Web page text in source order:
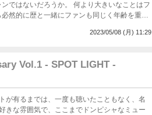
ではないだろうか。 何より大きいなことはフ
然的に歴と一緒にファンも同じく年齢を重ね
ていかないといけないから差は大きいし。 サ
で、やっぱりそうなんだと答え合わせ) 小
のと感じるくらいに圧倒された。 何かMisia
ジを魅せていただけたかな。 LIQUIDROOM
りな
2023/05/08 (月) 11:29
Vol.1 - SPOT LIGHT -
が有るまでは、一度も聴いたこともなく、名
きな雰囲気で、ここまでドンピシャなミュー